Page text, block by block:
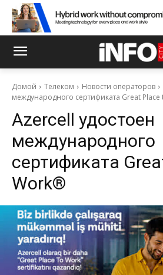
Домой Телеком Новости операторов
международного сертификата Great
Azercell удостоен
международного
сертификата
Work®